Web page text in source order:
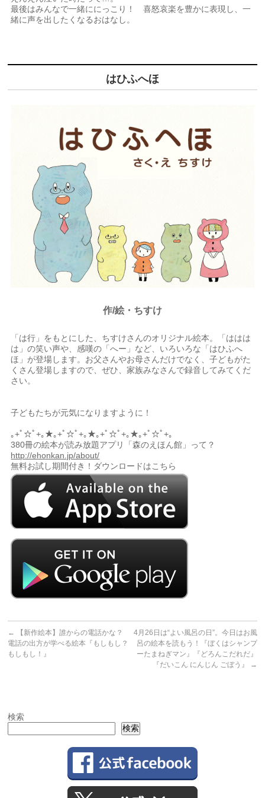
最後はみんなで一緒ににっこり！ 喜怒哀楽を豊かに表現し、一
緒に声を出したくなるおはなし。
はひふへほ
作/絵・ちすけ
「は行」をもとにした、ちすけさんのオリジナル絵本。「ははは
は」の笑い声や、感嘆の「へー」など、いろいろな「はひふへ
ほ」が登場します。お父さんやお母さんだけでなく、子どもがた
くさん登場しますので、ぜひ、家族みなさんで録音してみてくだ
さい。
子どもたちが元気になりますように！
｡+ﾟ☆ﾟ+｡★｡+ﾟ☆ﾟ+｡★｡+ﾟ☆ﾟ+｡★｡+ﾟ☆ﾟ+｡
380冊の絵本が読み放題アプリ「森のえほん館」って？
http://ehonkan.jp/about/
無料お試し期間付き！ダウンロードはこちら
←
【新作絵本】誰からの電話かな？
電話の出方が学べる絵本『もしもし？
もしもし！』
4月26日は“よい風呂の日”。今日はお風
呂の絵本を読もう！『ぼくはシャンプ
ーたまねぎマン』『どろんこだれだ』
『だいこん にんじん ごぼう』
→
検索
検索